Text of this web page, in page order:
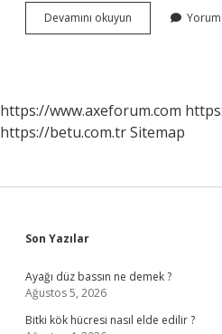
Devamını okuyun
Kültür
Yorum
https://www.axeforum.com
https://betu.com.trSitemap
Sidebar
Son Yazılar
Ayağı düz bassın ne demek ?
Ağustos 5, 2026
Bitki kök hücresi nasıl elde edilir ?